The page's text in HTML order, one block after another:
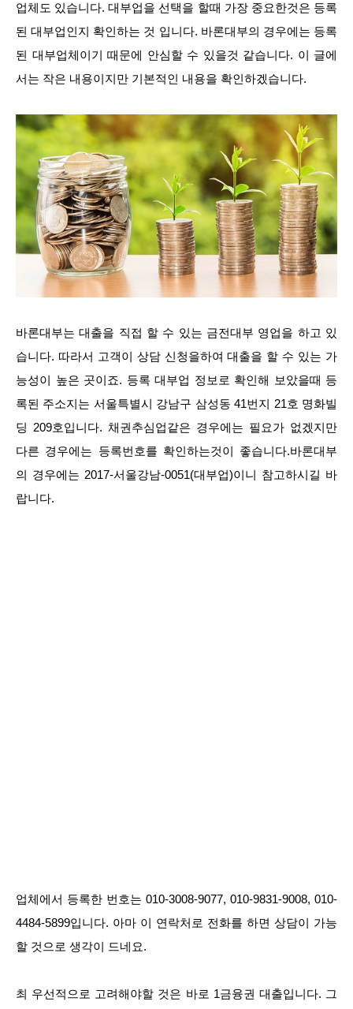
업체도 있습니다. 대부업을 선택을 할때 가장 중요한것은 등록
된 대부업인지 확인하는 것 입니다. 바론대부의 경우에는 등록
된 대부업체이기 때문에 안심할 수 있을것 같습니다. 이 글에
서는 작은 내용이지만 기본적인 내용을 확인하겠습니다.
바론대부는 대출을 직접 할 수 있는 금전대부 영업을 하고 있
습니다. 따라서 고객이 상담 신청을하여 대출을 할 수 있는 가
능성이 높은 곳이죠. 등록 대부업 정보로 확인해 보았을때 등
록된 주소지는 서울특별시 강남구 삼성동 41번지 21호 명화빌
딩 209호입니다. 채권추심업같은 경우에는 필요가 없겠지만
다른 경우에는 등록번호를 확인하는것이 좋습니다.바론대부
의 경우에는 2017-서울강남-0051(대부업)이니 참고하시길 바
랍니다.
업체에서 등록한 번호는 010-3008-9077, 010-9831-9008, 010-
4484-5899입니다. 아마 이 연락처로 전화를 하면 상담이 가능
할 것으로 생각이 드네요.
최 우선적으로 고려해야할 것은 바로 1금융권 대출입니다. 그